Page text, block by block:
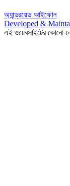
অ্যান্ড্রয়েড আইফোন
Developed &
এই ওয়েবসাইটের কোনো